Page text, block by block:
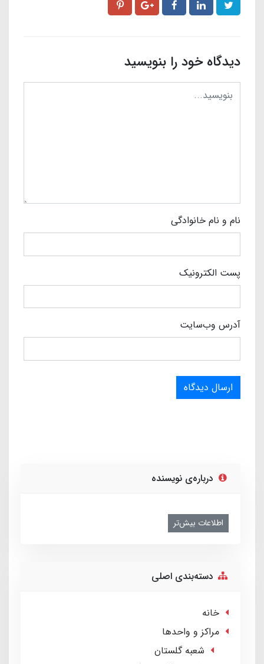
دیدگاه خود را بنویسید
نام و نام خانوادگی
پست الکترونیک
آدرس وب‌سایت
ارسال دیدگاه
درباره‌ی نویسنده
اطلاعات بیش‌تر
دسته‌بندی اصلی
خانه
مراکز و واحدها
شعبه گلستان